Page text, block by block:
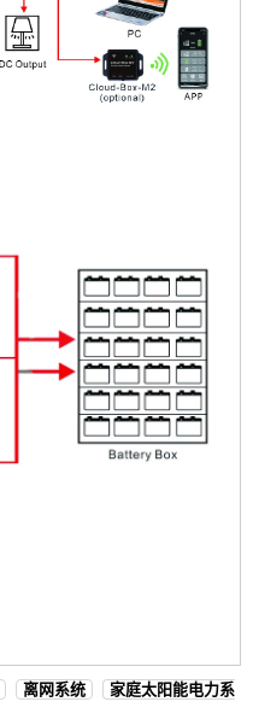
离网系统
家庭太阳能电力系